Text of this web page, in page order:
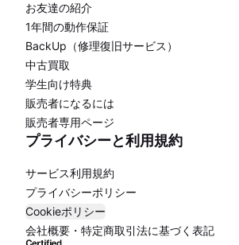
お友達の紹介
1年間の動作保証
BackUp（修理復旧サービス）
中古買取
学生向け特典
販売者になるには
販売者専用ページ
プライバシーと利用規約
サービス利用規約
プライバシーポリシー
Cookieポリシー
会社概要・特定商取引法に基づく表記